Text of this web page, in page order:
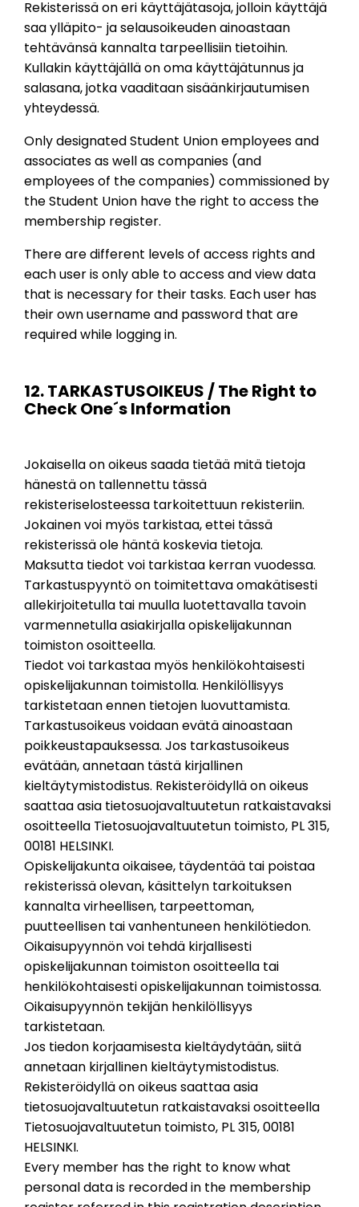
Rekisterissä on eri käyttäjätasoja, jolloin käyttäjä
saa ylläpito- ja selausoikeuden ainoastaan
tehtävänsä kannalta tarpeellisiin tietoihin.
Kullakin käyttäjällä on oma käyttäjätunnus ja
salasana, jotka vaaditaan sisäänkirjautumisen
yhteydessä.
Only designated Student Union employees and
associates as well as companies (and
employees of the companies) commissioned by
the Student Union have the right to access the
membership register.
There are different levels of access rights and
each user is only able to access and view data
that is necessary for their tasks. Each user has
their own username and password that are
required while logging in.
12. TARKASTUSOIKEUS / The Right to
Check One´s Information
Jokaisella on oikeus saada tietää mitä tietoja
hänestä on tallennettu tässä
rekisteriselosteessa tarkoitettuun rekisteriin.
Jokainen voi myös tarkistaa, ettei tässä
rekisterissä ole häntä koskevia tietoja.
Maksutta tiedot voi tarkistaa kerran vuodessa.
Tarkastuspyyntö on toimitettava omakätisesti
allekirjoitetulla tai muulla luotettavalla tavoin
varmennetulla asiakirjalla opiskelijakunnan
toimiston osoitteella.
Tiedot voi tarkastaa myös henkilökohtaisesti
opiskelijakunnan toimistolla. Henkilöllisyys
tarkistetaan ennen tietojen luovuttamista.
Tarkastusoikeus voidaan evätä ainoastaan
poikkeustapauksessa. Jos tarkastusoikeus
evätään, annetaan tästä kirjallinen
kieltäytymistodistus. Rekisteröidyllä on oikeus
saattaa asia tietosuojavaltuutetun ratkaistavaksi
osoitteella Tietosuojavaltuutetun toimisto, PL 315,
00181 HELSINKI.
Opiskelijakunta oikaisee, täydentää tai poistaa
rekisterissä olevan, käsittelyn tarkoituksen
kannalta virheellisen, tarpeettoman,
puutteellisen tai vanhentuneen henkilötiedon.
Oikaisupyynnön voi tehdä kirjallisesti
opiskelijakunnan toimiston osoitteella tai
henkilökohtaisesti opiskelijakunnan toimistossa.
Oikaisupyynnön tekijän henkilöllisyys
tarkistetaan.
Jos tiedon korjaamisesta kieltäydytään, siitä
annetaan kirjallinen kieltäytymistodistus.
Rekisteröidyllä on oikeus saattaa asia
tietosuojavaltuutetun ratkaistavaksi osoitteella
Tietosuojavaltuutetun toimisto, PL 315, 00181
HELSINKI.
Every member has the right to know what
personal data is recorded in the membership